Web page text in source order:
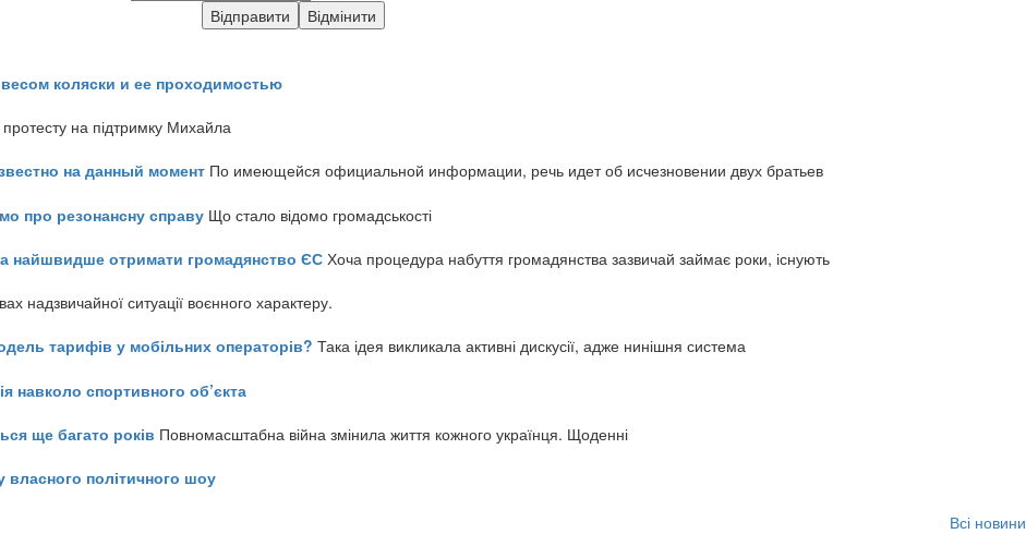
коляски и ее проходимостью
на підтримку Михайла
на данный момент По имеющейся официальной информации, речь идет об исчезновении двух братьев
про резонансну справу Що стало відомо громадськості
найшвидше отримати громадянство ЄС Хоча процедура набуття громадянства зазвичай займає роки, існують
надзвичайної ситуації воєнного характеру.
тарифів у мобільних операторів? Така ідея викликала активні дискусії, адже нинішня система
навколо спортивного об’єкта
ще багато років Повномасштабна війна змінила життя кожного українця. Щоденні
політичного шоу
Всі новини